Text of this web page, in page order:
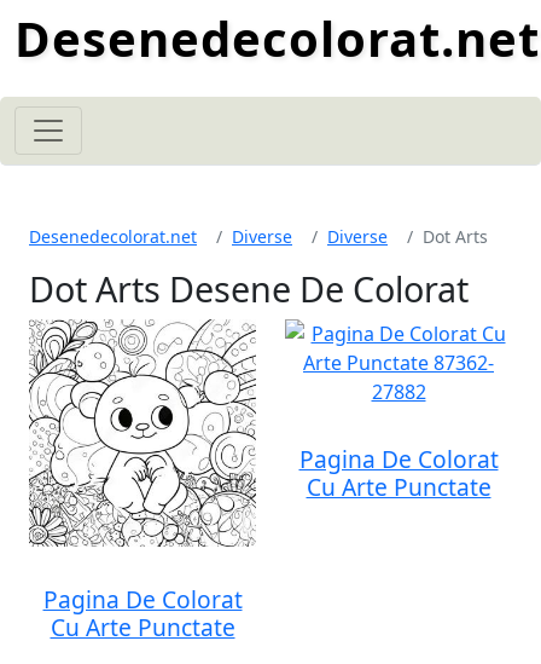
Desenedecolorat.net
Desenedecolorat.net Diverse Diverse Dot Arts
Dot Arts Desene De Colorat
Pagina De Colorat
Cu Arte Punctate
Pagina De Colorat
Cu Arte Punctate